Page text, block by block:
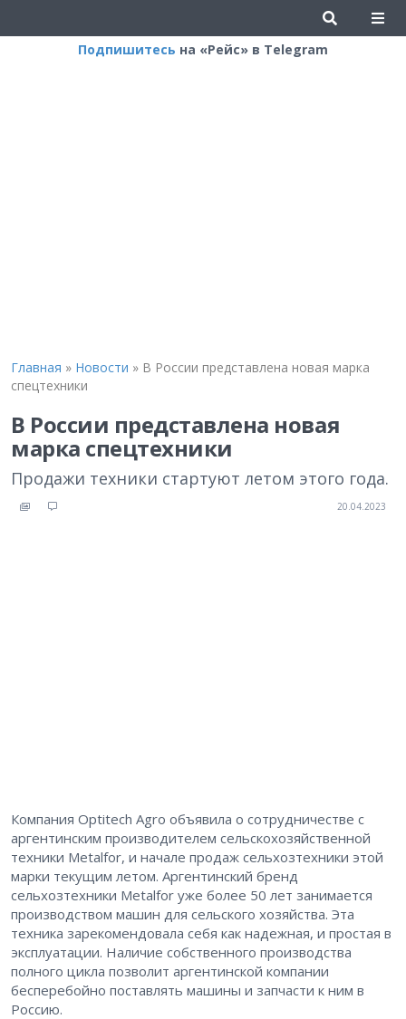
Подпишитесь на «Рейс» в Telegram
Главная » Новости » В России представлена новая марка
спецтехники
В России представлена новая
марка спецтехники
Продажи техники стартуют летом этого года.
20.04.2023
Компания Optitech Agro объявила о сотрудничестве с
аргентинским производителем сельскохозяйственной
техники Metalfor, и начале продаж сельхозтехники этой
марки текущим летом. Аргентинский бренд
сельхозтехники Metalfor уже более 50 лет занимается
производством машин для сельского хозяйства. Эта
техника зарекомендовала себя как надежная, и простая в
эксплуатации. Наличие собственного производства
полного цикла позволит аргентинской компании
бесперебойно поставлять машины и запчасти к ним в
Россию.